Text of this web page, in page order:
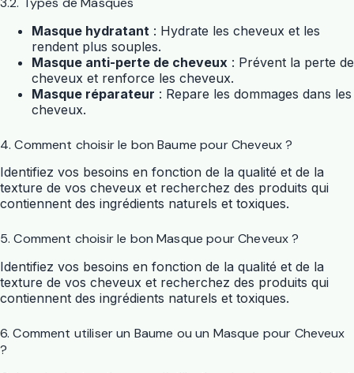
Masque hydratant : Hydrate les cheveux et les
rendent plus souples.
Masque anti-perte de cheveux : Prévent la perte de
cheveux et renforce les cheveux.
Masque réparateur : Repare les dommages dans les
cheveux.
4. Comment choisir le bon Baume pour Cheveux ?
Identifiez vos besoins en fonction de la qualité et de la
texture de vos cheveux et recherchez des produits qui
contiennent des ingrédients naturels et toxiques.
5. Comment choisir le bon Masque pour Cheveux ?
Identifiez vos besoins en fonction de la qualité et de la
texture de vos cheveux et recherchez des produits qui
contiennent des ingrédients naturels et toxiques.
6. Comment utiliser un Baume ou un Masque pour Cheveux
?